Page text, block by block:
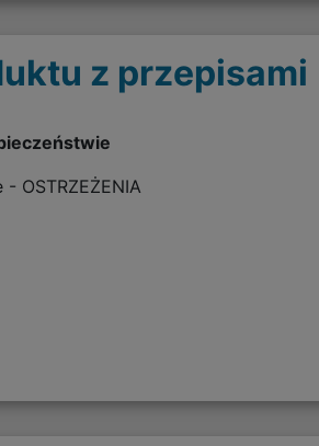
z przepisami
OSTRZEŻENIA